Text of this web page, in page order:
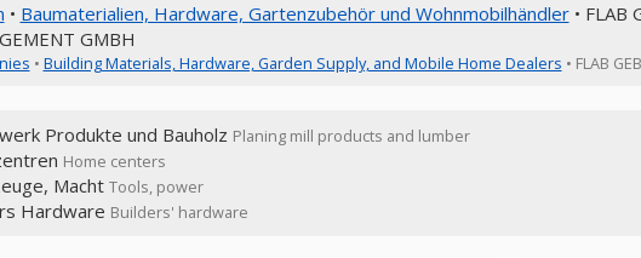
• Baumaterialien, Hardware, Gartenzubehör und Wohnmobilhändler• FLAB
GMBH
• Building Materials, Hardware, Garden Supply, and Mobile Home Dealers • FLAB
Produkte und Bauholz Planing mill products and lumber
Home centers
Macht Tools, power
Hardware Builders' hardware